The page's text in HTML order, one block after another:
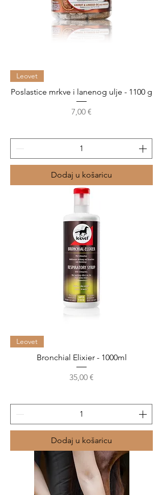
Leovet
Poslastice mrkve i lanenog ulje - 1100 g
Cijena
7,00 €
Dodaj u košaricu
Leovet
Bronchial Elixier - 1000ml
Cijena
35,00 €
Dodaj u košaricu